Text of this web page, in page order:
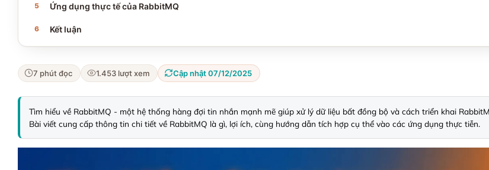
Ứng dụng thực tế của RabbitMQ
Kết luận
7 phút đọc 1.453 lượt xem Cập nhật 07/12/2025
Tìm hiểu về RabbitMQ - một hệ thống hàng đợi tin nhắn mạnh mẽ giúp xử lý dữ liệu bất đồng bộ và cách triển khai
Bài viết cung cấp thông tin chi tiết về RabbitMQ là gì, lợi ích, cùng hướng dẫn tích hợp cụ thể vào các ứng dụng thực tiễn.